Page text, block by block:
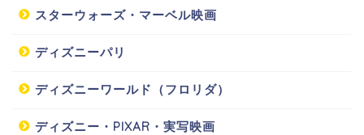
スターウォーズ・マーベル映画
ディズニーパリ
ディズニーワールド（フロリダ）
ディズニー・PIXAR・実写映画